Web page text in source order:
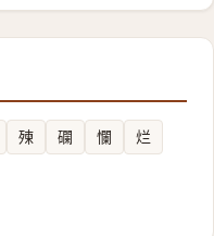
㱫 䃹 㦨
烂